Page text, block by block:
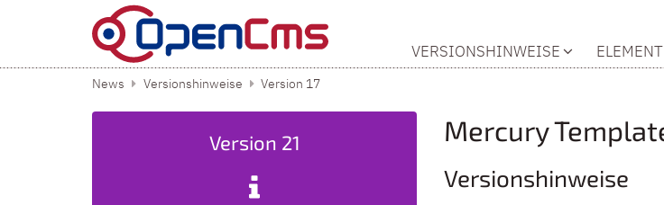
Zum Inhalt springen
VERSIONSHINWEISE
News Versionshinweise Version 17
Mercury
Versionshinweise
Version 21